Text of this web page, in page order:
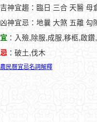
吉神宜趨：臨日 三合 天醫 母
凶神宜忌：地曩 大煞 五離 勾
宜 ：入殮,除服,成服,移柩,啟
忌 ：破土,伐木
農民曆宜忌名詞解釋